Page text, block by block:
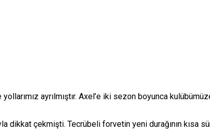
ayrılmıştır. Axel’e iki sezon boyunca
dikkat çekmişti. Tecrübeli forvetin yeni durağının kısa